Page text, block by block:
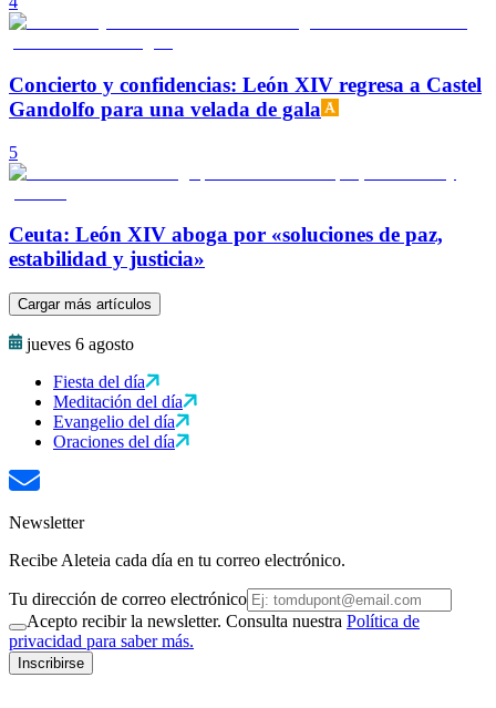
Concierto y confidencias: León XIV regresa a Castel
Gandolfo para una velada de gala
5
Ceuta: León XIV aboga por «soluciones de paz,
estabilidad y justicia»
Cargar más artículos
jueves 6 agosto
Fiesta del día
Meditación del día
Evangelio del día
Oraciones del día
Newsletter
Recibe Aleteia cada día en tu correo electrónico.
Tu dirección de correo electrónico
Acepto recibir la newsletter. Consulta nuestra Política de
privacidad para saber más.
Inscribirse